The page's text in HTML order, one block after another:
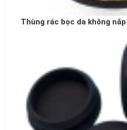
Thùng rác bọc da không